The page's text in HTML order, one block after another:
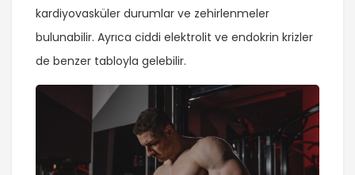
kardiyovasküler durumlar ve zehirlenmeler
bulunabilir. Ayrıca ciddi elektrolit ve endokrin krizler
de benzer tabloyla gelebilir.